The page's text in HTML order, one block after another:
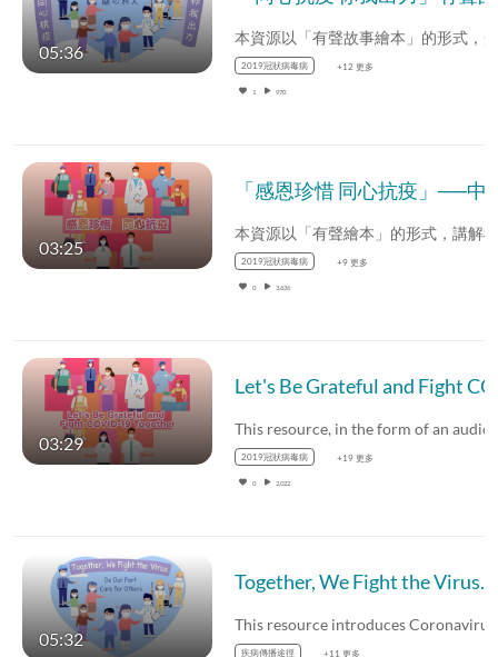
05:36
2019冠狀病毒病 +12 更多
1 970
03:25
2019冠狀病毒病 +9 更多
0 3,636
03:29
2019冠狀病毒病 +19 更多
0 2,022
05:32
疾病傳播途徑 +11 更多